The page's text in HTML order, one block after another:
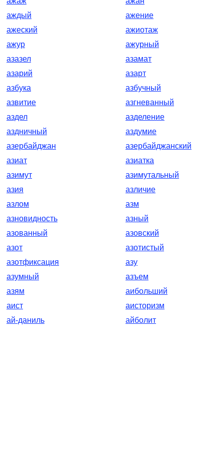
аждый
ажение
ажеский
ажиотаж
ажур
ажурный
азазел
азамат
азарий
азарт
азбука
азбучный
азвитие
азгневанный
аздел
азделение
аздничный
аздумие
азербайджан
азербайджанский
азиат
азиатка
азимут
азимутальный
азия
азличие
азлом
азм
азновидность
азный
азованный
азовский
азот
азотистый
азотфиксация
азу
азумный
азъем
азям
аибольший
аист
аисторизм
ай-даниль
айболит